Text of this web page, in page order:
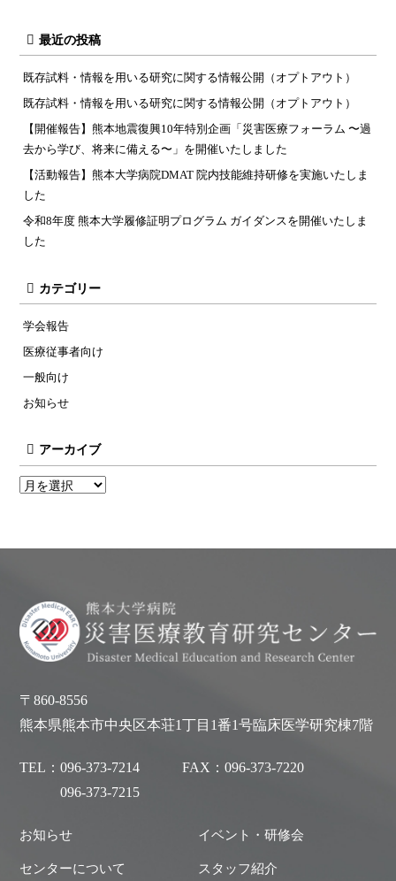
最近の投稿
既存試料・情報を用いる研究に関する情報公開（オプトアウト）
既存試料・情報を用いる研究に関する情報公開（オプトアウト）
【開催報告】熊本地震復興10年特別企画「災害医療フォーラム 〜過
去から学び、将来に備える〜」を開催いたしました
【活動報告】熊本大学病院DMAT 院内技能維持研修を実施いたしま
した
令和8年度 熊本大学履修証明プログラム ガイダンスを開催いたしま
した
カテゴリー
学会報告
医療従事者向け
一般向け
お知らせ
アーカイブ
〒860-8556
熊本県熊本市中央区本荘1丁目1番1号臨床医学研究棟7階
TEL：096-373-7214
096-373-7215
FAX：096-373-7220
お知らせ
センターについて
イベント・研修会
スタッフ紹介